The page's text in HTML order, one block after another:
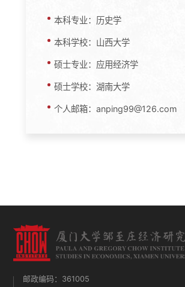
本科专业：历史学
本科学校：山西大学
硕士专业：应用经济学
硕士学校：湖南大学
个人邮箱：anping99@126.com
邮政编码：361005